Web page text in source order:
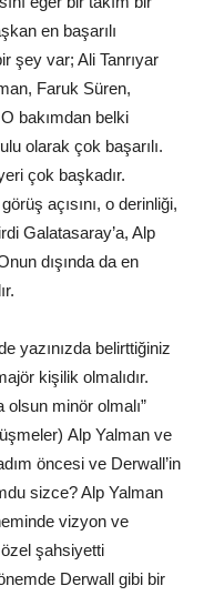
en başarılı
şey var; Ali Tanrıyar
Faruk Süren,
bakımdan belki
olarak çok başarılı.
çok başkadır.
açısını, o derinliği,
Galatasaray’a, Alp
dışında da en
yazınızda belirttiğiniz
kişilik olmalıdır.
olsun minör olmalı”
Alp Yalman ve
öncesi ve Derwall’in
sizce? Alp Yalman
vizyon ve
şahsiyetti
Derwall gibi bir